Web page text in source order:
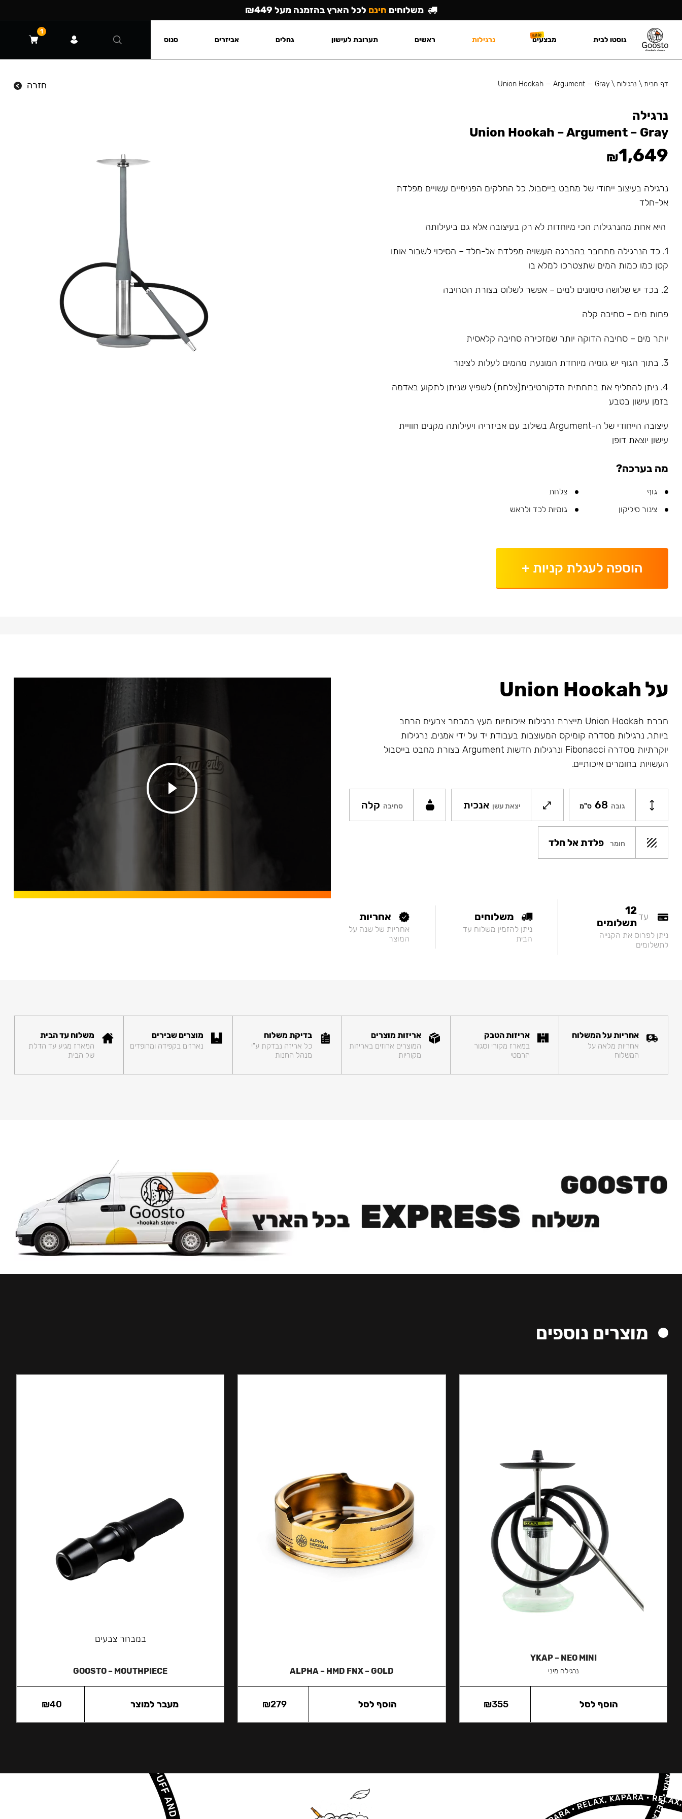
דף הבית\ נרגילות\
Union Hookah — Argument — Gray חזרה
נרגילה
Union Hookah – Argument – Gray
₪1,649
נרגילה בעיצוב ייחודי של מחבט בייסבול, כל החלקים הפנימיים עשויים מפלדת
אל-חלד
היא אחת מהנרגילות הכי מיוחדות לא רק בעיצובה אלא גם ביעילותה
1. כד הנרגילה מתחבר בהברגה העשויה מפלדת אל-חלד – הסיכוי לשבור אותו
קטן כמו כמות המים שתצטרכו למלא בו
2. בכד יש שלושה סימונים למים – אפשר לשלוט בצורת הסחיבה
פחות מים – סחיבה קלה
יותר מים – סחיבה הדוקה יותר שמזכירה סחיבה קלאסית
3. בתוך הגוף יש גומיה מיוחדת המונעת מהמים לעלות לצינור
4. ניתן להחליף את בתחתית הדקורטיבית(צלחת) לשפיץ שניתן לתקוע באדמה
בזמן עישון בטבע
עיצובה הייחודי של ה-Argument בשילוב עם אביזריה ויעילותה מקנים חוויית
עישון יוצאת דופן
מה בערכה?
גוף
צלחת
צינור סיליקון
גומיות לכד ולראש
הוספה לעגלת קניות +
על Union Hookah
חברת Union Hookah מייצרת נרגילות איכותיות מעץ במבחר צבעים הרחב
ביותר, נרגילות מסדרה קומיקס המעוצבות בעבודת יד על ידי אמנים, נרגילות
יוקרתיות מסדרה Fibonacci ונרגילות חדשות Argument בצורת מחבט בייסבול
העשויות בחומרים איכותיים.
גובה 68 ס"מ יצאת עשן אנכית סחיבה קלה
חומר פלדת אל חלד
עד12
תשלומים
ניתן לפרוס את הקנייה
לתשלומים
משלוחים
ניתן להזמין משלוח עד
הבית
אחריות
אחריות של שנה על
המוצר
אחריות על המשלוח
אחריות מלאה על
המשלוח
אריזות הטבק
במארז מקורי וסגור
הרמטי
אריזות מוצרים
המוצרים ארוזים באריזות
מקוריות
בדיקת משלוח
כל אריזה נבדקת ע"י
מנהל החנות
מוצרים שבירים
נארזים בקפידה ומרופדים
משלוח עד הבית
המארז מגיע עד הדלת
של הבית
מוצרים נוספים
YKAP – NEO MINI
נרגילה מיני
₪355 הוסף לסל
ALPHA – HMD FNX – GOLD
₪279 הוסף לסל
במבחר צבעים
GOOSTO – MOUTHPIECE
₪40 מעבר למוצר
משלוחים חינם לכל הארץ בהזמנה מעל ₪449
גוסטו לבית מבצעים נרגילות ראשים תערובת לעישון גחלים אביזרים סנוס
1